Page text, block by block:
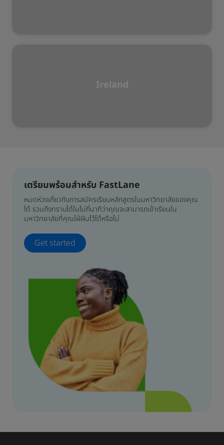
Ireland
เตรียมพร้อมสําหรับ FastLane
หมดห่วงเกี่ยวกับการสมัครเรียนหลักสูตรในมหาวิทยาลัยของคุณ
ได้ รวมถึงทราบได้ในไม่กี่นาทีว่าคุณจะสามารถเข้าเรียนใน
มหาวิทยาลัยที่คุณใฝ่ฝันไว้ได้หรือไม่
Get started